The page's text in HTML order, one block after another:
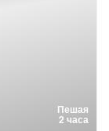
Пешая
2 часа